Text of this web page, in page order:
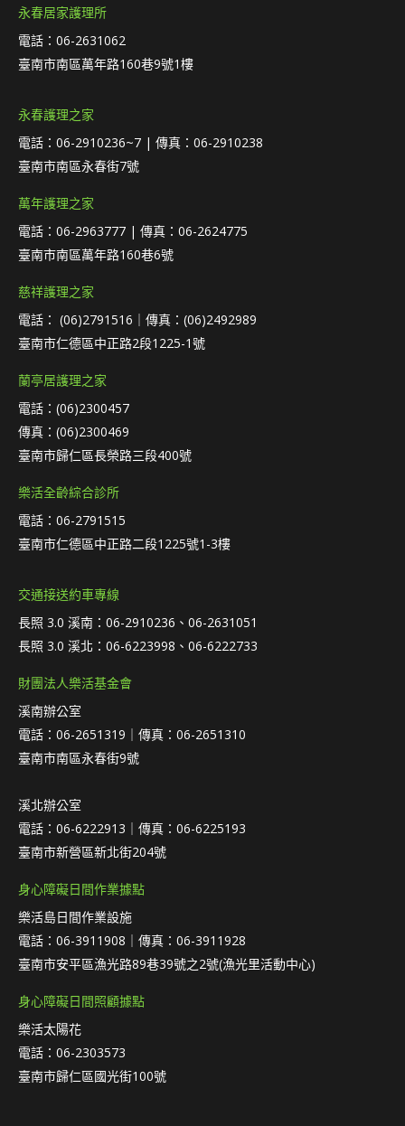
永春居家護理所
電話：06-2631062
臺南市南區萬年路160巷9號1樓
永春護理之家
電話：06-2910236~7 | 傳真：06-2910238
臺南市南區永春街7號
萬年護理之家
電話：06-2963777 | 傳真：06-2624775
臺南市南區萬年路160巷6號
慈祥護理之家
電話： (06)2791516｜傳真：(06)2492989
臺南市仁德區中正路2段1225-1號
蘭亭居護理之家
電話：(06)2300457
傳真：(06)2300469
臺南市歸仁區長榮路三段400號
樂活全齡綜合診所
電話：06-2791515
臺南市仁德區中正路二段1225號1-3樓
交通接送約車專線
長照 3.0 溪南：06-2910236、06-2631051
長照 3.0 溪北：06-6223998、06-6222733
財團法人樂活基金會
溪南辦公室
電話：06-2651319｜傳真：06-2651310
臺南市南區永春街9號
溪北辦公室
電話：06-6222913｜傳真：06-6225193
臺南市新營區新北街204號
身心障礙日間作業據點
樂活島日間作業設施
電話：06-3911908｜傳真：06-3911928
臺南市安平區漁光路89巷39號之2號(漁光里活動中心)
身心障礙日間照顧據點
樂活太陽花
電話：06-2303573
臺南市歸仁區國光街100號